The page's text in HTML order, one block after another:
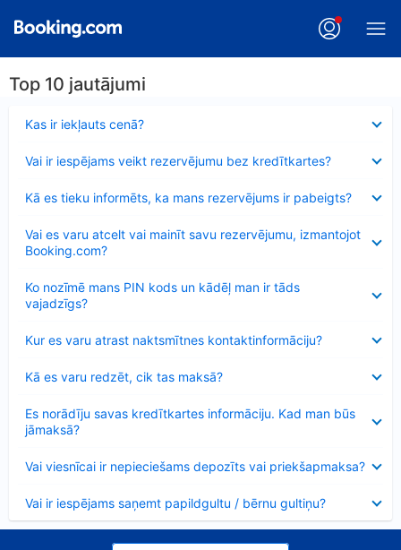
Top 10 jautājumi
Kas ir iekļauts cenā?
Vai ir iespējams veikt rezervējumu bez kredītkartes?
Kā es tieku informēts, ka mans rezervējums ir pabeigts?
Vai es varu atcelt vai mainīt savu rezervējumu, izmantojot
Booking.com?
Ko nozīmē mans PIN kods un kādēļ man ir tāds
vajadzīgs?
Kur es varu atrast naktsmītnes kontaktinformāciju?
Kā es varu redzēt, cik tas maksā?
Es norādīju savas kredītkartes informāciju. Kad man būs
jāmaksā?
Vai viesnīcai ir nepieciešams depozīts vai priekšapmaksa?
Vai ir iespējams saņemt papildgultu / bērnu gultiņu?